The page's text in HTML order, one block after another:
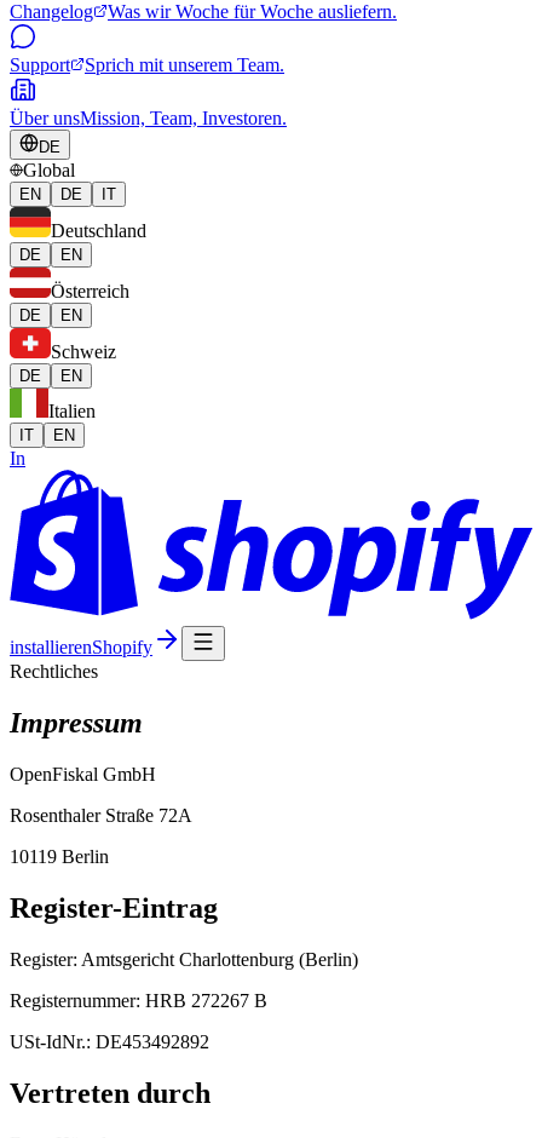
Changelog Was wir Woche für Woche ausliefern.
Support Sprich mit unserem Team.
Über unsMission, Team, Investoren.
DE
Global
EN DE IT
Deutschland
DE EN
Österreich
DE EN
Schweiz
DE EN
Italien
IT EN
In
installierenShopify
Rechtliches
Impressum
OpenFiskal GmbH
Rosenthaler Straße 72A
10119 Berlin
Register-Eintrag
Register: Amtsgericht Charlottenburg (Berlin)
Registernummer: HRB 272267 B
USt-IdNr.: DE453492892
Vertreten durch